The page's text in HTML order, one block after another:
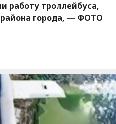
работу троллейбуса,
района города, — ФОТО